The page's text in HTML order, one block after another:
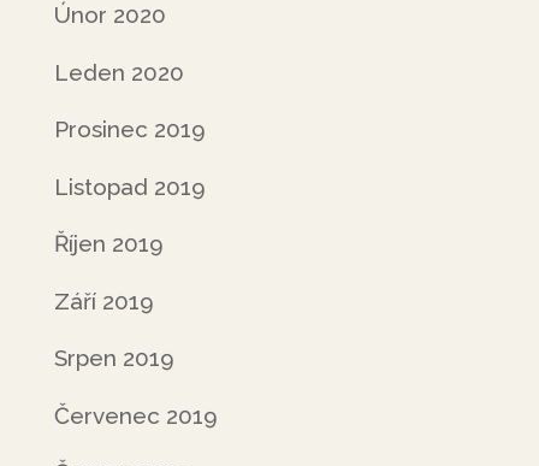
Únor 2020
Leden 2020
Prosinec 2019
Listopad 2019
Říjen 2019
Září 2019
Srpen 2019
Červenec 2019